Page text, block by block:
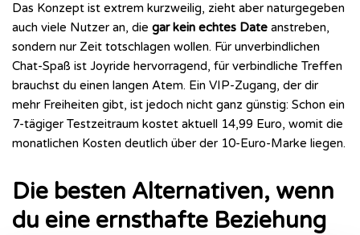
Das Konzept ist extrem kurzweilig, zieht aber naturgegeben
auch viele Nutzer an, die gar kein echtes Date anstreben,
sondern nur Zeit totschlagen wollen. Für unverbindlichen
Chat-Spaß ist Joyride hervorragend, für verbindliche Treffen
brauchst du einen langen Atem. Ein VIP-Zugang, der dir
mehr Freiheiten gibt, ist jedoch nicht ganz günstig: Schon ein
7-tägiger Testzeitraum kostet aktuell 14,99 Euro, womit die
monatlichen Kosten deutlich über der 10-Euro-Marke liegen.
Die besten Alternativen, wenn
du eine ernsthafte Beziehung